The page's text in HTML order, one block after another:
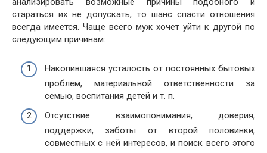
стараться их не допускать, то шанс спасти отношения
всегда имеется. Чаще всего муж хочет уйти к другой по
следующим причинам:
Накопившаяся усталость от постоянных бытовых
проблем, материальной ответственности за
семью, воспитания детей и т. п.
Отсутствие взаимопонимания, доверия,
поддержки, заботы от второй половинки,
совместных с ней интересов, и поиск всего этого